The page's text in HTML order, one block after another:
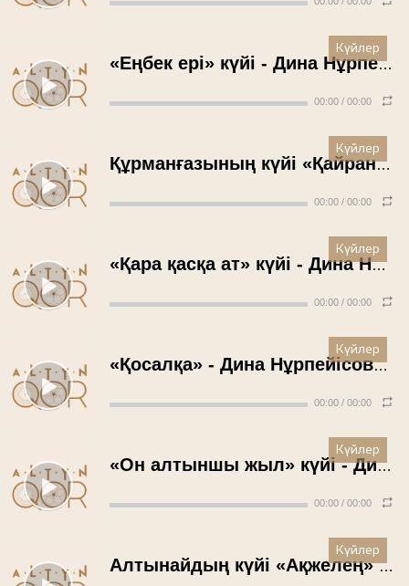
«Еңбек ері» күйі - Дина Нұрпейісова (1950 жыл)
00:00 / 00:00
Күйлер
Құрманғазының күйі «Қайран шешем» - Дина Нұрпейісова (1950 жыл)
00:00 / 00:00
Күйлер
«Қара қасқа ат» күйі - Дина Нұрпейісова (1950 жыл)
00:00 / 00:00
Күйлер
«Қосалқа» - Дина Нұрпейісова (1950 жыл)
00:00 / 00:00
Күйлер
«Он алтыншы жыл» күйі - Дина Нұрпейісова (1950 жыл)
00:00 / 00:00
Күйлер
Алтынайдың күйі «Ақжелең» - Лұқпан Мұхитов (1950 жыл)
Күйлер